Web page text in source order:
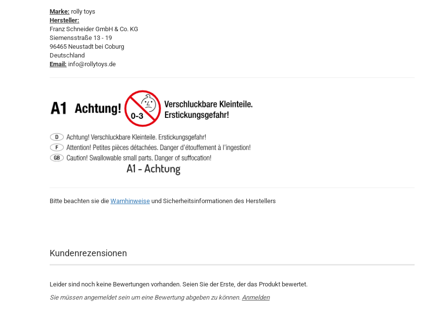
Marke: rolly toys
Hersteller:
Franz Schneider GmbH & Co. KG
Siemensstraße 13 - 19
96465 Neustadt bei Coburg
Deutschland
Email: info@rollytoys.de
Bitte beachten sie die Warnhinweise und Sicherheitsinformationen des Herstellers
Kundenrezensionen
Leider sind noch keine Bewertungen vorhanden. Seien Sie der Erste, der das Produkt bewertet.
Sie müssen angemeldet sein um eine Bewertung abgeben zu können. Anmelden